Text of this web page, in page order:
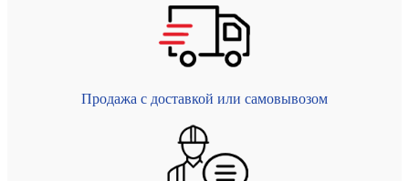
Продажа с доставкой или самовывозом